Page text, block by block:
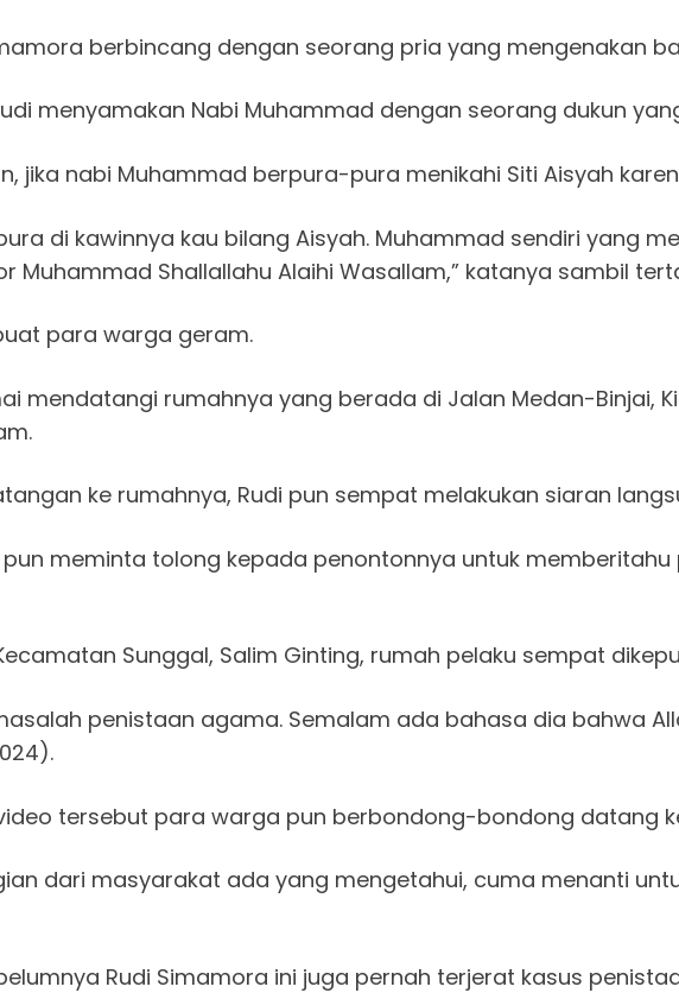
berbincang dengan seorang pria yang mengenakan
menyamakan Nabi Muhammad dengan seorang dukun
jika nabi Muhammad berpura-pura menikahi Siti Aisyah
di kawinnya kau bilang Aisyah. Muhammad sendiri yang
Muhammad Shallallahu Alaihi Wasallam,” katanya sambil
para warga geram.
mendatangi rumahnya yang berada di Jalan Medan-Binjai,
ke rumahnya, Rudi pun sempat melakukan siaran
meminta tolong kepada penontonnya untuk
Sunggal, Salim Ginting, rumah pelaku sempat
penistaan agama. Semalam ada bahasa dia bahwa
tersebut para warga pun berbondong-bondong datang
dari masyarakat ada yang mengetahui, cuma menanti
Rudi Simamora ini juga pernah terjerat kasus